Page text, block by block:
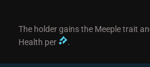
The holder gains the Meeple trait
Health per
.